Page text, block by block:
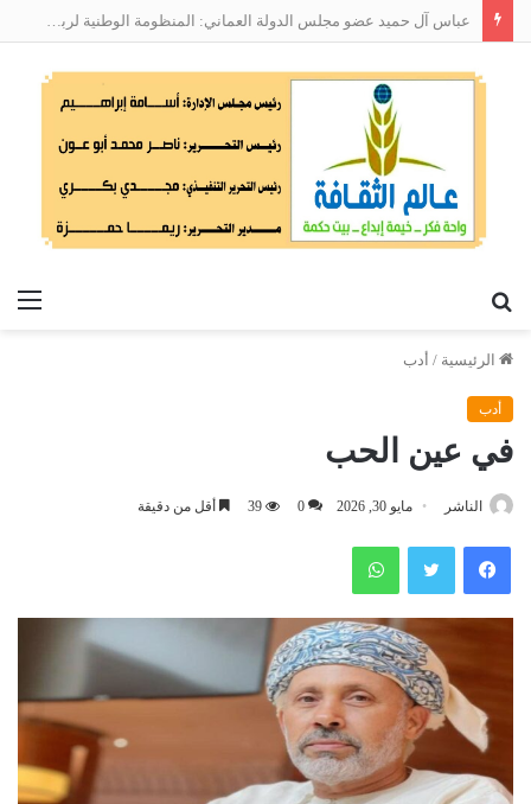
عباس آل حميد عضو مجلس الدولة العماني: المنظومة الوطنية لربط التوظيف بالمهارات تعالج البطالة من جذورها
الرئيسية / أدب
أدب
في عين الحب
الناشر مايو 30, 2026 0
39 أقل من دقيقة
فيسبوك تويتر واتساب